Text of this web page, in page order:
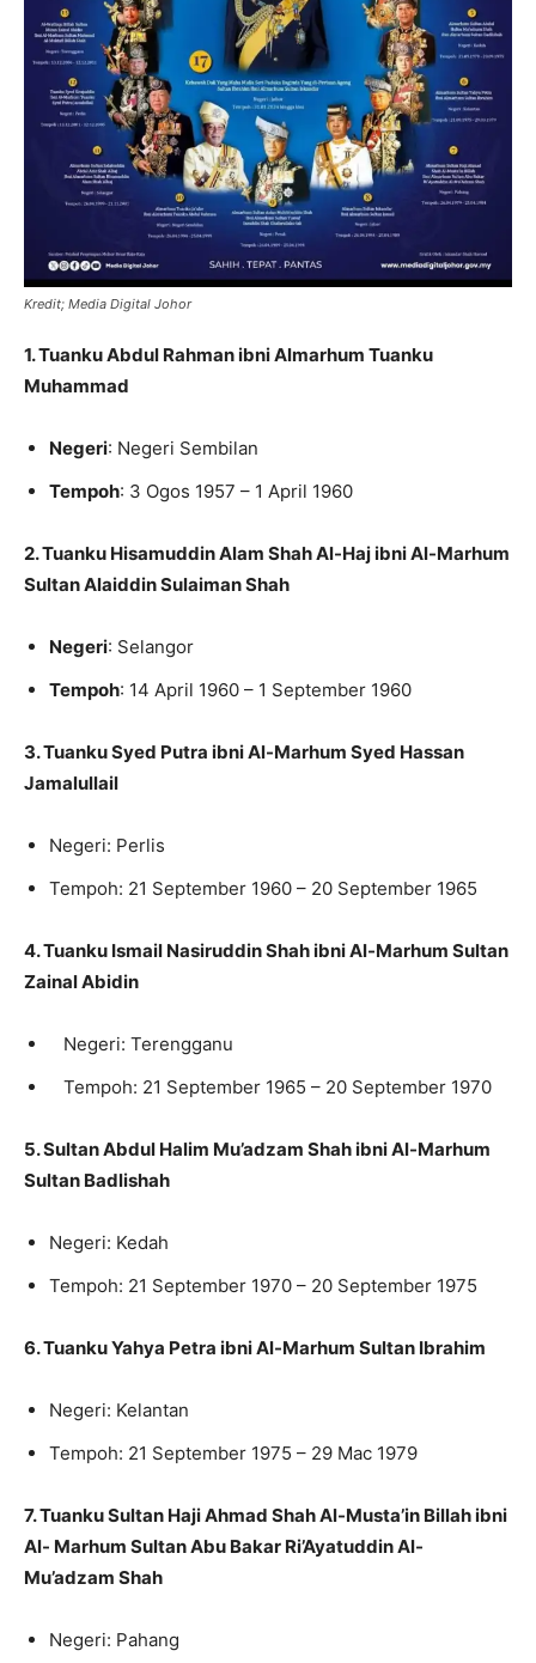
Kredit; Media Digital Johor
1. Tuanku Abdul Rahman ibni Almarhum Tuanku
Muhammad
Negeri: Negeri Sembilan
Tempoh: 3 Ogos 1957 – 1 April 1960
2. Tuanku Hisamuddin Alam Shah Al-Haj ibni Al-Marhum
Sultan Alaiddin Sulaiman Shah
Negeri: Selangor
Tempoh: 14 April 1960 – 1 September 1960
3. Tuanku Syed Putra ibni Al-Marhum Syed Hassan
Jamalullail
Negeri: Perlis
Tempoh: 21 September 1960 – 20 September 1965
4. Tuanku Ismail Nasiruddin Shah ibni Al-Marhum Sultan
Zainal Abidin
Negeri: Terengganu
Tempoh: 21 September 1965 – 20 September 1970
5. Sultan Abdul Halim Mu’adzam Shah ibni Al-Marhum
Sultan Badlishah
Negeri: Kedah
Tempoh: 21 September 1970 – 20 September 1975
6. Tuanku Yahya Petra ibni Al-Marhum Sultan Ibrahim
Negeri: Kelantan
Tempoh: 21 September 1975 – 29 Mac 1979
7. Tuanku Sultan Haji Ahmad Shah Al-Musta’in Billah ibni
Al- Marhum Sultan Abu Bakar Ri’Ayatuddin Al-
Mu’adzam Shah
Negeri: Pahang